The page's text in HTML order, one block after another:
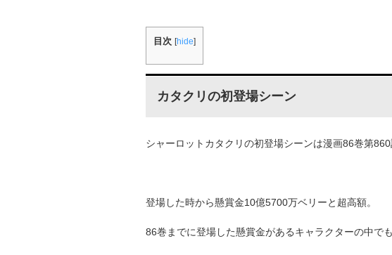
目次 [hide]
カタクリの初登場シーン
シャーロットカタクリの初登場シーンは漫画86巻第860
登場した時から懸賞金10億5700万ベリーと超高額。
86巻までに登場した懸賞金があるキャラクターの中で